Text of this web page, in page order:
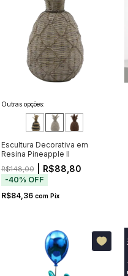
Outras opções:
Escultura Decorativa em
Resina Pineapple II
R$148,00| R$88,80
-40% OFF
R$84,36 com Pix